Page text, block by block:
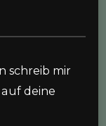
schreib mir
deine